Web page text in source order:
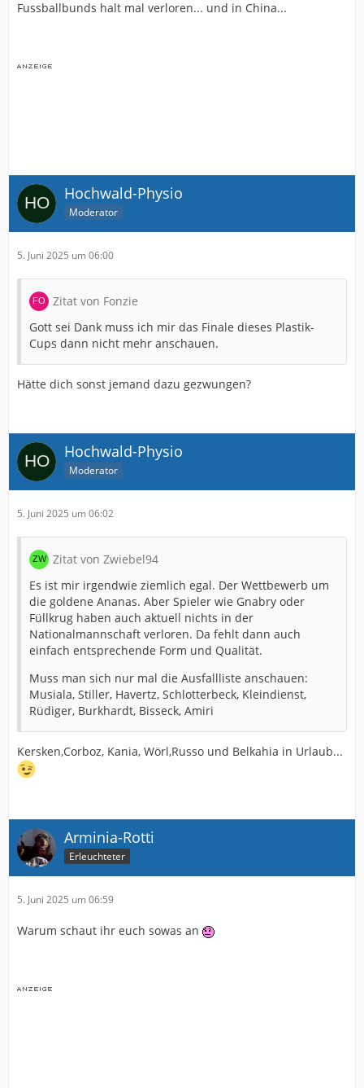
Fussballbunds halt mal verloren... und in China...
Hochwald-Physio
Moderator
5. Juni 2025 um 06:00
Zitat von Fonzie
Gott sei Dank muss ich mir das Finale dieses Plastik-
Cups dann nicht mehr anschauen.
Hätte dich sonst jemand dazu gezwungen?
Hochwald-Physio
Moderator
5. Juni 2025 um 06:02
Zitat von Zwiebel94
Es ist mir irgendwie ziemlich egal. Der Wettbewerb um
die goldene Ananas. Aber Spieler wie Gnabry oder
Füllkrug haben auch aktuell nichts in der
Nationalmannschaft verloren. Da fehlt dann auch
einfach entsprechende Form und Qualität.
Muss man sich nur mal die Ausfallliste anschauen:
Musiala, Stiller, Havertz, Schlotterbeck, Kleindienst,
Rüdiger, Burkhardt, Bisseck, Amiri
Kersken,Corboz, Kania, Wörl,Russo und Belkahia in Urlaub...
Arminia-Rotti
Erleuchteter
5. Juni 2025 um 06:59
Warum schaut ihr euch sowas an